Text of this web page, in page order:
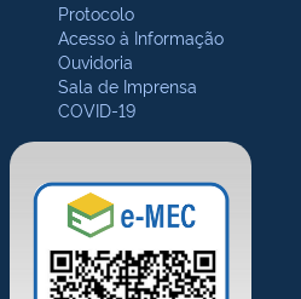
Protocolo
Acesso à Informação
Ouvidoria
Sala de Imprensa
COVID-19